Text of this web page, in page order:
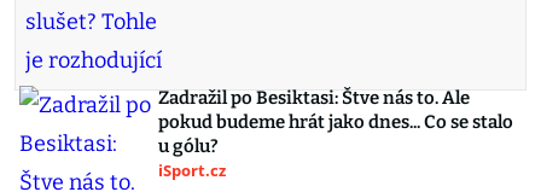
Zadražil po Besiktasi: Štve nás to. Ale
pokud budeme hrát jako dnes... Co se stalo
u gólu?
iSport.cz